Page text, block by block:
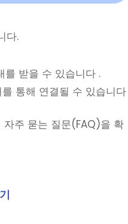
다.
를 받을 수 있습니다 .
통해 연결될 수 있습니다
주 묻는 질문(FAQ)을 확